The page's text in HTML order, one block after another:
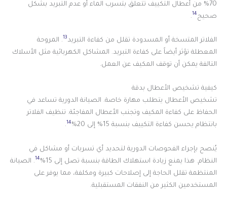
70% من أعطال التكييف تتعلق بتسرب الماء أو عدم التبريد بشكل
صحيح14
.
الفلاتر المتسخة أو المسدودة تقلل من كفاءة التبريد13 . المروحة
المعطلة تؤثر أيضاً على كفاءة التبريد. المشاكل الكهربائية مثل الأسلاك
التالفة يمكن أن توقف المكيف عن العمل.
كيفية تشخيص الأعطال بدقة
تشخيص الأعطال يتطلب مهارة خاصة. الصيانة الدورية تساعد في
الحفاظ على كفاءة المكيف وتجنب الأعطال المفاجئة. تنظيف الفلاتر
بانتظام يحسن كفاءة التكييف بنسبة 15% إلى 20%
14
.
يُنصح بإجراء الفحوصات الدورية لتحديد أي تسربات أو مشاكل في
النظام. هذا يمنع زيادة استهلاك الطاقة بنسبة تصل إلى 15%
14. الصيانة
المنتظمة تقلل الحاجة إلى إصلاحات كبيرة ومكلفة، مما يوفر على
المستخدمين الكثير من النفقات المستقبلية.